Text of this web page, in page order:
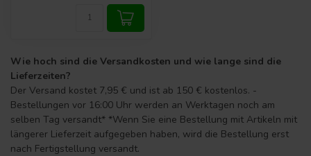
Wie hoch sind die Versandkosten und wie lange sind die
Lieferzeiten?
Der Versand kostet 7,95 € und ist ab 150 € kostenlos. -
Bestellungen vor 16:00 Uhr werden an Werktagen noch am
selben Tag versandt* *Wenn Sie eine Bestellung mit Artikeln mit
längerer Lieferzeit aufgegeben haben, wird die Bestellung erst
nach Fertigstellung versandt.